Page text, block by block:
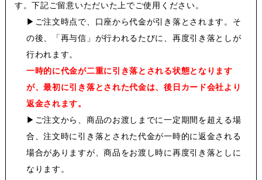
す。下記ご留意いただいた上でご使用ください。
▶ ご注文時点で、口座から代金が引き落とされます。そ
の後、「再与信」が行われるたびに、再度引き落としが
行われます。
一時的に代金が二重に引き落とされる状態となります
が、最初に引き落とされた代金は、後日カード会社より
返金されます。
▶ ご注文から、商品のお渡しまでに一定期間を超える場
合、注文時に引き落とされた代金が一時的に返金される
場合がありますが、商品をお渡し時に再度引き落としに
なります。